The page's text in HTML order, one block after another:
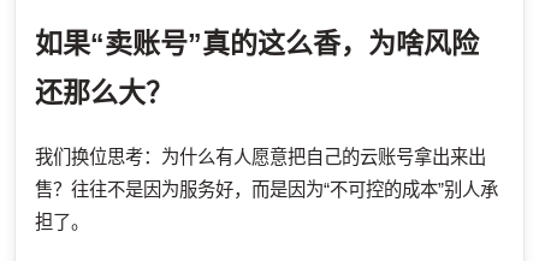
如果“卖账号”真的这么香，为啥风险
还那么大？
我们换位思考：为什么有人愿意把自己的云账号拿出来出
售？往往不是因为服务好，而是因为“不可控的成本”别人承
担了。